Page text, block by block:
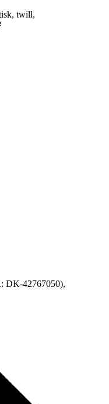
twill,
DK-42767050),